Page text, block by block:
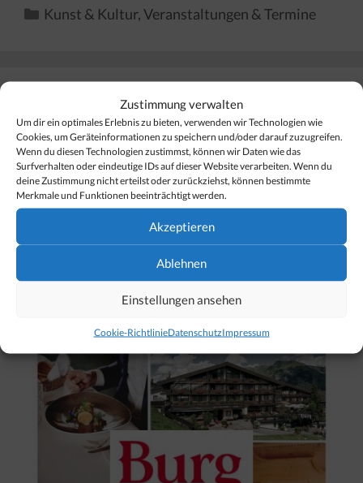
Zustimmung verwalten
Um dir ein optimales Erlebnis zu bieten, verwenden wir Technologien wie
Cookies, um Geräteinformationen zu speichern und/oder darauf zuzugreifen.
Wenn du diesen Technologien zustimmst, können wir Daten wie das
Surfverhalten oder eindeutige IDs auf dieser Website verarbeiten. Wenn du
deine Zustimmung nicht erteilst oder zurückziehst, können bestimmte
Merkmale und Funktionen beeinträchtigt werden.
Akzeptieren
Ablehnen
Einstellungen ansehen
Cookie-RichtlinieDatenschutzImpressum
Kategorien
Kunst & Kultur,Veranstaltungen & Termine
Finden Sie Ihr Thema…
Suchen
nach:
Unser Hotel-Tipp für Lech